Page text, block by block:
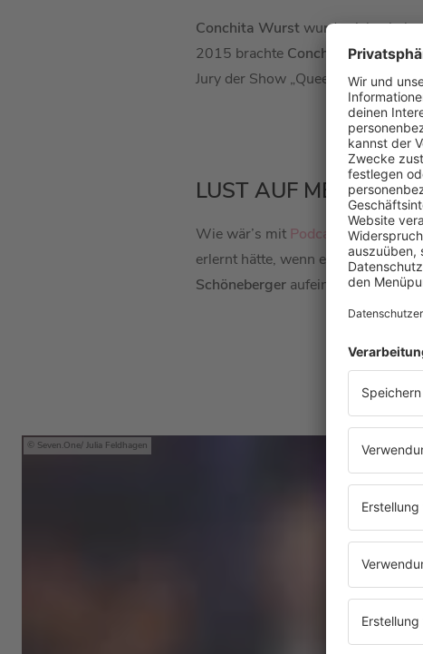
Conchita Wurstwurde vielen
2015 brachte Conchita Wurstihr
Jury der Show „Queen of Drags“.
LUST AUF MEHR
Wie wär’s mit Podcast#125mit
erlernt hätte, wenn er nicht
Schöneberger aufeinandertreffen
Seven.One/ Julia Feldhagen